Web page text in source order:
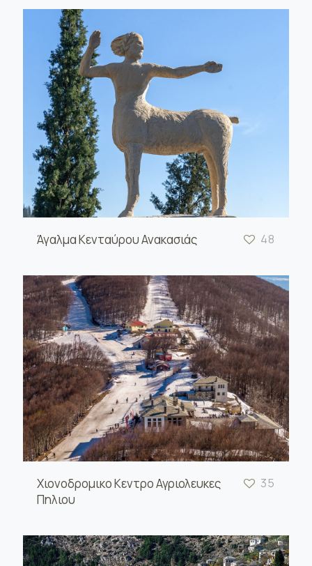
Άγαλμα Κενταύρου Ανακασιάς 48
Χιονοδρομικο Κεντρο Αγριολευκες
Πηλιου
35